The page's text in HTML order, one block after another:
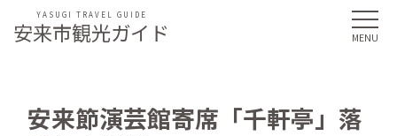
安来市観光ガイド
YASUGI TRAVEL GUIDE
安来節演芸館寄席「千軒亭」落